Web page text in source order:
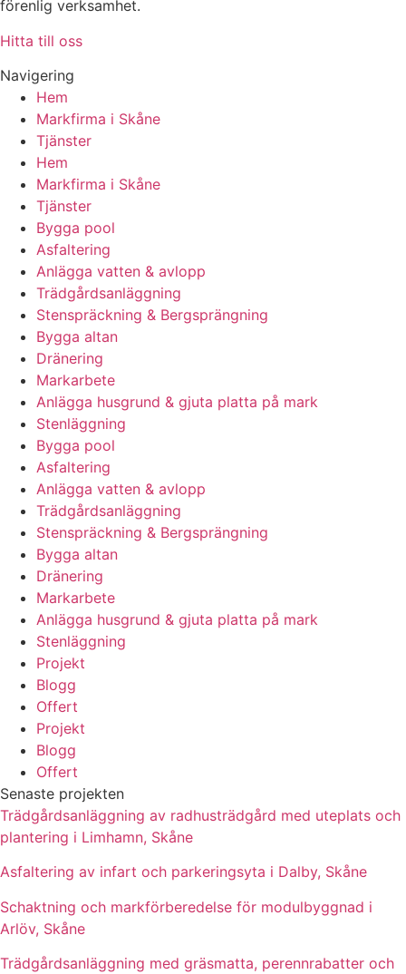
förenlig verksamhet.
Hitta till oss
Navigering
Hem
Markfirma i Skåne
Tjänster
Hem
Markfirma i Skåne
Tjänster
Bygga pool
Asfaltering
Anlägga vatten & avlopp
Trädgårdsanläggning
Stenspräckning & Bergsprängning
Bygga altan
Dränering
Markarbete
Anlägga husgrund & gjuta platta på mark
Stenläggning
Bygga pool
Asfaltering
Anlägga vatten & avlopp
Trädgårdsanläggning
Stenspräckning & Bergsprängning
Bygga altan
Dränering
Markarbete
Anlägga husgrund & gjuta platta på mark
Stenläggning
Projekt
Blogg
Offert
Projekt
Blogg
Offert
Senaste projekten
Trädgårdsanläggning av radhusträdgård med uteplats och
plantering i Limhamn, Skåne
Asfaltering av infart och parkeringsyta i Dalby, Skåne
Schaktning och markförberedelse för modulbyggnad i
Arlöv, Skåne
Trädgårdsanläggning med gräsmatta, perennrabatter och